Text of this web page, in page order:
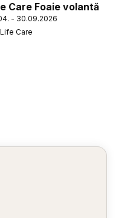
Care Foaie volantă
- 30.09.2026
Life Care